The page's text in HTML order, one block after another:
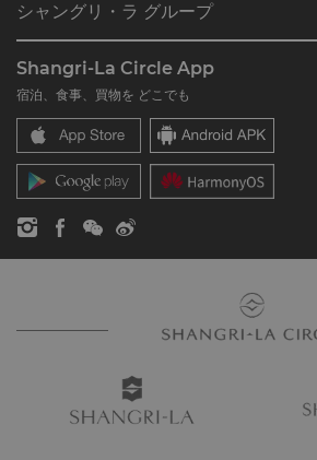
レストラン＆バー
シャングリ・ラ サークルに入会
よくあるお問合せや質問
SLCに関するお問い合わせ
シャングリ・ラ グループ
シャングリ・ラ ブランド
シャングリ・ラ センター
レジデンス
お問い合わせ
採用情報
企業の社会的責任
ニュース
Shangri-La Circle App
宿泊、食事、買物を どこでも